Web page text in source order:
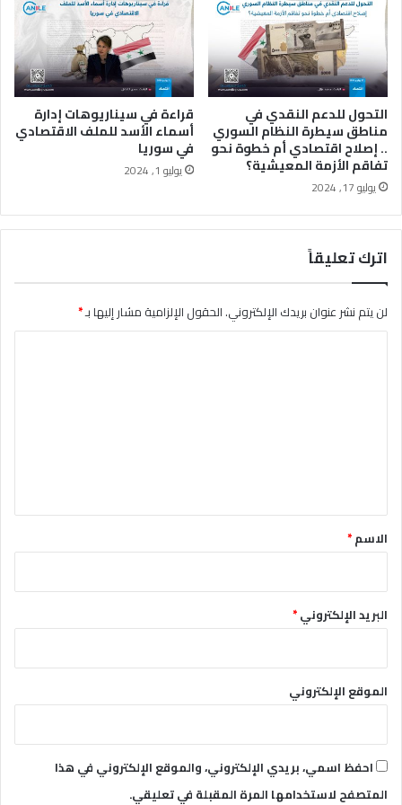
ب
د
و
ن
ط
ي
ا
ا
ل
ا
ع
ة
ل
ق
ة
ا
و
ك
ر
ن
ي
ة
التحول للدعم النقدي في
مناطق سيطرة النظام السوري
.. إصلاح اقتصادي أم خطوة نحو
تفاقم الأزمة المعيشية؟
يوليو 17, 2024
قراءة في سيناريوهات إدارة
أسماء الأسد للملف الاقتصادي
في سوريا
يوليو 1, 2024
اترك تعليقاً
لن يتم نشر عنوان بريدك الإلكتروني.الحقول الإلزامية مشار إليها بـ*
*الاسم*
البريد الإلكتروني*
الموقع الإلكتروني
احفظ اسمي، بريدي الإلكتروني، والموقع الإلكتروني في هذا
المتصفح لاستخدامها المرة المقبلة في تعليقي.